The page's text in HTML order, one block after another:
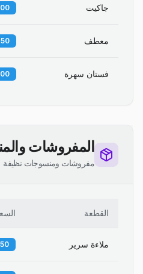
جاكيت OMR
معطف OMR
فستان سهرة OMR
المفروشات
مفروشات ومنسوجات نظيفة
القطعة
ملاءة سرير OMR